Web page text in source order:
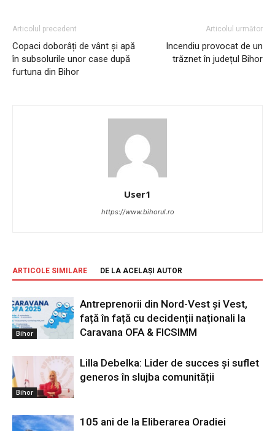
Articolul precedent
Copaci doborâți de vânt și apă
în subsolurile unor case după
furtuna din Bihor
Articolul următor
Incendiu provocat de un
trăznet în județul Bihor
User1
https://www.bihorul.ro
ARTICOLE SIMILARE DE LA ACELAȘI AUTOR
Bihor
Antreprenorii din Nord-Vest și Vest,
față în față cu decidenții naționali la
Caravana OFA & FICSIMM
Bihor
Lilla Debelka: Lider de succes și suflet
generos în slujba comunității
105 ani de la Eliberarea Oradiei